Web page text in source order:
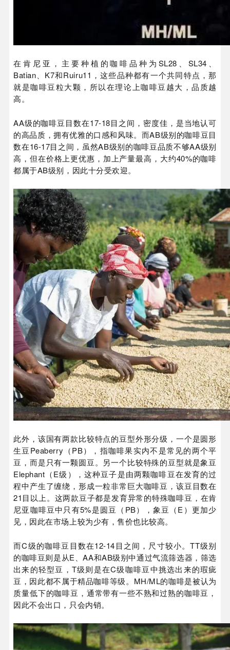
在肯尼亚，主要种植的咖啡品种为SL28、SL34、
Batian、K7和Ruiru11，这些品种都有一个共同特点，那
就是咖啡豆粒大颗，所以在理论上咖啡豆越大，品质越
高。
AA级的咖啡豆目数在17-18目之间，密度佳，是当地认可
的高品质，拥有优雅的口感和风味。而AB级别的咖啡豆目
数在16-17目之间，虽然AB级别的咖啡豆品质不够AA级别
高，但在价格上更优惠，加上产量最高，大约40%的咖啡
都属于AB级别，因此十分受欢迎。
此外，该国有两款比较特点的豆型外形分级，一个是圆形
生豆Peaberry（PB），指咖啡果实内不是常见的两个平
豆，而是只有一颗圆豆。另一个比较特殊的豆型就是象豆
Elephant（E级），这种豆子是由两颗咖啡豆在发育的过
程中产生了缠绕，形成一粒非常巨大咖啡豆，该豆目数在
21目以上。这两款豆子都是发育异常的特殊咖啡豆，在肯
尼亚咖啡豆中只有5%是圆豆（PB），象豆（E）更加少
见，因此在市场上较为少有，售价也比较高。
而C级的咖啡豆目数在12-14目之间，尺寸较小。TT级别
的咖啡豆则是从E、AA和AB级别中通过气流筛选器，筛选
出来的轻型豆，T级则是在C级咖啡豆中挑选出来的瑕疵
豆，因此都不属于精品咖啡等级。MH/ML的咖啡是被认为
质量低下的咖啡豆，通常带有一些不熟和过熟的咖啡豆，
因此不会出口，只会内销。